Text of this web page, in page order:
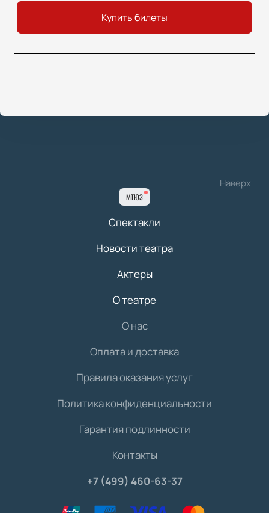
Купить билеты
Наверх
МТЮЗ
Спектакли
Новости театра
Актеры
О театре
О нас
Оплата и доставка
Правила оказания услуг
Политика конфиденциальности
Гарантия подлинности
Контакты
+7 (499) 460-63-37